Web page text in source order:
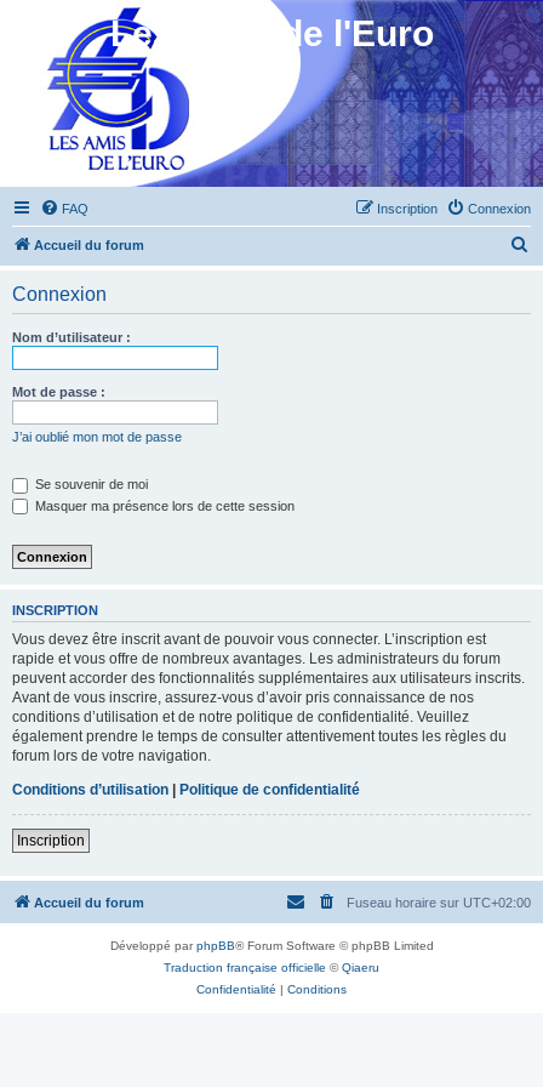
Les Amis de l'Euro
FAQ Connexion
Inscription
Accueil du forum
Connexion
Nom d’utilisateur :
Mot de passe :
J’ai oublié mon mot de passe
Se souvenir de moi
Masquer ma présence lors de cette session
INSCRIPTION
Vous devez être inscrit avant de pouvoir vous connecter. L’inscription est
rapide et vous offre de nombreux avantages. Les administrateurs du forum
peuvent accorder des fonctionnalités supplémentaires aux utilisateurs inscrits.
Avant de vous inscrire, assurez-vous d’avoir pris connaissance de nos
conditions d’utilisation et de notre politique de confidentialité. Veuillez
également prendre le temps de consulter attentivement toutes les règles du
forum lors de votre navigation.
Conditions d’utilisation | Politique de confidentialité
Inscription
Accueil du forum Fuseau horaire sur UTC+02:00
Développé parphpBB® Forum Software © phpBB Limited
Traduction française officielle ©Qiaeru
Confidentialité | Conditions